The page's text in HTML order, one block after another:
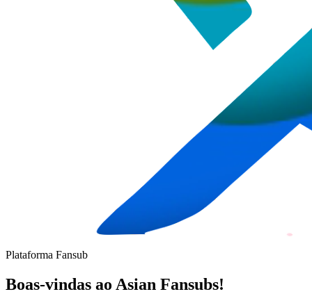
Plataforma Fansub
Boas-vindas ao Asian Fansubs!